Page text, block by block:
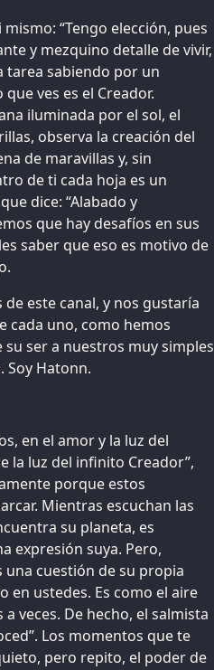
“Tengo elección, pues
y mezquino detalle de vivir,
tarea sabiendo por un
ves es el Creador.
iluminada por el sol, el
observa la creación del
de maravillas y, sin
de ti cada hoja es un
dice: “Alabado y
que hay desafíos en sus
saber que eso es motivo de
este canal, y nos gustaría
cada uno, como hemos
ser a nuestros muy simples
Soy Hatonn.
en el amor y la luz del
la luz del infinito Creador”,
porque estos
Mientras escuchan las
su planeta, es
expresión suya. Pero,
una cuestión de su propia
en ustedes. Es como el aire
veces. De hecho, el salmista
Los momentos que te
pero repito, el poder de